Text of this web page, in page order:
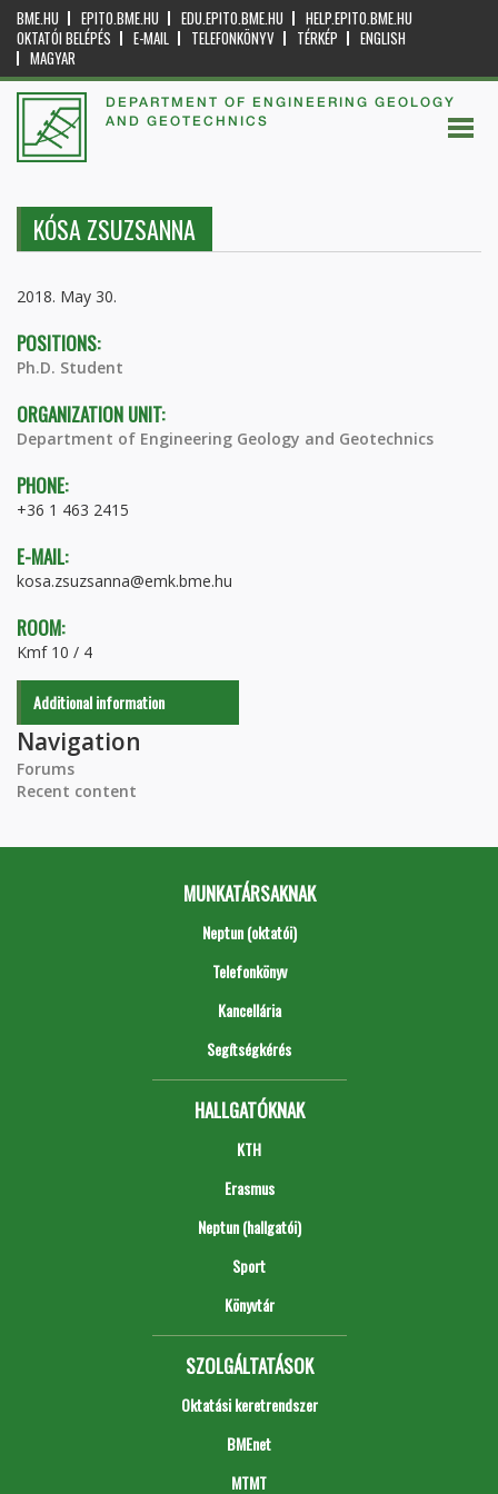
BME.HU EPITO.BME.HU EDU.EPITO.BME.HU
HELP.EPITO.BME.HU
OKTATÓI BELÉPÉS
E-MAIL TELEFONKÖNYV TÉRKÉP
ENGLISH
MAGYAR
DEPARTMENT OF ENGINEERING GEOLOGY
AND GEOTECHNICS
KÓSA ZSUZSANNA
2018. May 30.
POSITIONS:
Ph.D. Student
ORGANIZATION UNIT:
Department of Engineering Geology and Geotechnics
PHONE:
+36 1 463 2415
E-MAIL:
kosa.zsuzsanna@emk.bme.hu
ROOM:
Kmf 10 / 4
Additional information
Navigation
Forums
Recent content
MUNKATÁRSAKNAK
Neptun (oktatói)
Telefonkönyv
Kancellária
Segítségkérés
HALLGATÓKNAK
KTH
Erasmus
Neptun (hallgatói)
Sport
Könyvtár
SZOLGÁLTATÁSOK
Oktatási keretrendszer
BMEnet
MTMT